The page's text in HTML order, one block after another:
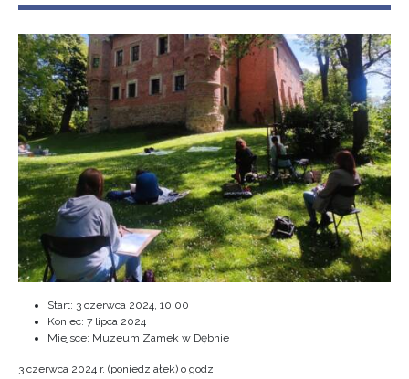
Start: 3 czerwca 2024, 10:00
Koniec: 7 lipca 2024
Miejsce: Muzeum Zamek w Dębnie
3 czerwca 2024 r. (poniedziałek) o godz.